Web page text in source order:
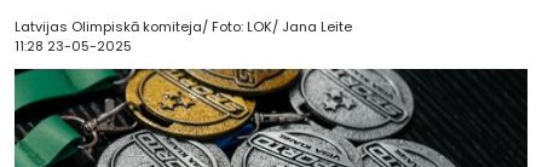
Latvijas Olimpiskā komiteja/ Foto: LOK/ Jana Leite
11:28 23-05-2025